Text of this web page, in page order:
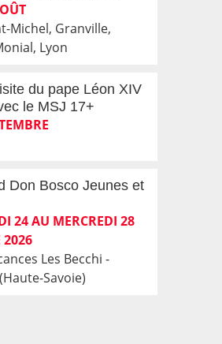
Michel, Granville,
Lyon
du pape Léon XIV
le MSJ 17+
Don Bosco Jeunes et
24 AU MERCREDI 28
2026
Les Becchi -
Savoie)